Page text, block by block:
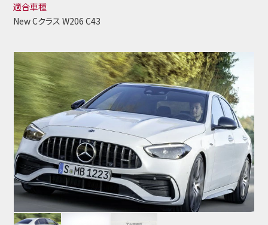
適合車種
New Cクラス W206 C43